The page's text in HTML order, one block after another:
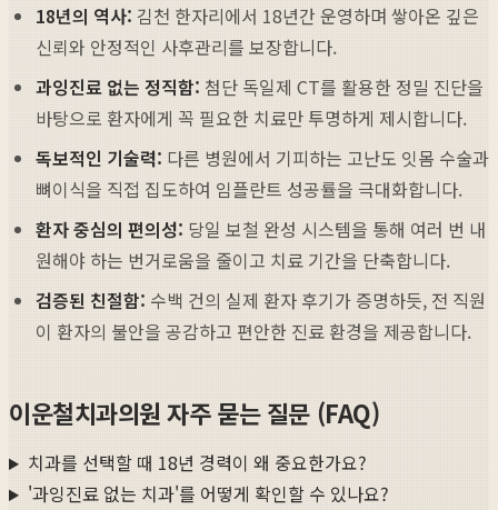
18년의 역사: 김천 한자리에서 18년간 운영하며 쌓아온 깊은
신뢰와 안정적인 사후관리를 보장합니다.
과잉진료 없는 정직함: 첨단 독일제 CT를 활용한 정밀 진단을
바탕으로 환자에게 꼭 필요한 치료만 투명하게 제시합니다.
독보적인 기술력: 다른 병원에서 기피하는 고난도 잇몸 수술과
뼈이식을 직접 집도하여 임플란트 성공률을 극대화합니다.
환자 중심의 편의성: 당일 보철 완성 시스템을 통해 여러 번 내
원해야 하는 번거로움을 줄이고 치료 기간을 단축합니다.
검증된 친절함: 수백 건의 실제 환자 후기가 증명하듯, 전 직원
이 환자의 불안을 공감하고 편안한 진료 환경을 제공합니다.
이운철치과의원 자주 묻는 질문 (FAQ)
치과를 선택할 때 18년 경력이 왜 중요한가요?
'과잉진료 없는 치과'를 어떻게 확인할 수 있나요?